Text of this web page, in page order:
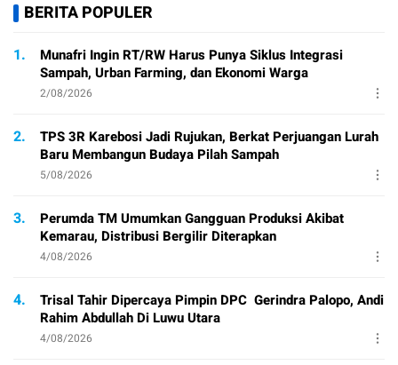
BERITA POPULER
1.
Munafri Ingin RT/RW Harus Punya Siklus Integrasi
Sampah, Urban Farming, dan Ekonomi Warga
2/08/2026
2.
TPS 3R Karebosi Jadi Rujukan, Berkat Perjuangan Lurah
Baru Membangun Budaya Pilah Sampah
5/08/2026
3.
Perumda TM Umumkan Gangguan Produksi Akibat
Kemarau, Distribusi Bergilir Diterapkan
4/08/2026
4.
Trisal Tahir Dipercaya Pimpin DPC Gerindra Palopo, Andi
Rahim Abdullah Di Luwu Utara
4/08/2026